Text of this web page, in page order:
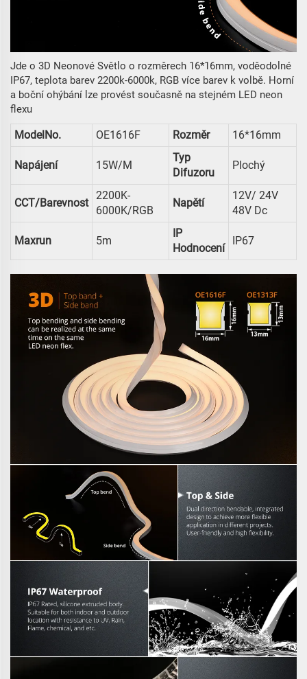
Jde o 3D Neonové Světlo o rozměrech 16*16mm, voděodolné
IP67, teplota barev 2200k-6000k, RGB více barev k volbě. Horní
a boční ohýbání lze provést současně na stejném LED neon
flexu
ModelNo. OE1616F Rozměr 16*16mm
Napájení 15W/m
Typ
Difuzoru
Plochý
CCT/Barevnost
2200K-
6000K/RGB
Napětí
12V/ 24V
48V Dc
Maxrun 5m
IP
Hodnocení
IP67